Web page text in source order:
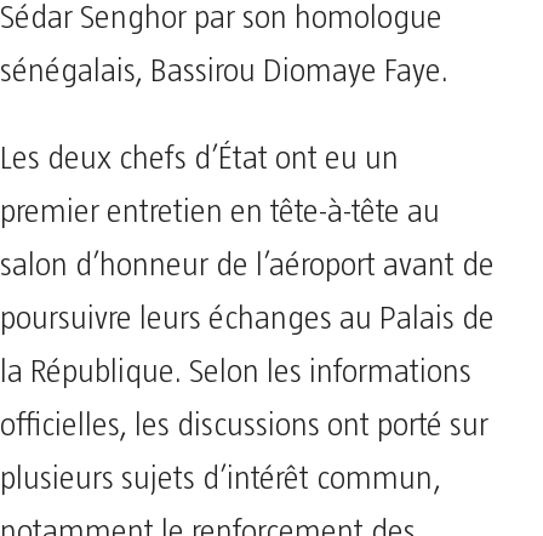
Sédar Senghor par son homologue
sénégalais, Bassirou Diomaye Faye.
Les deux chefs d’État ont eu un
premier entretien en tête-à-tête au
salon d’honneur de l’aéroport avant de
poursuivre leurs échanges au Palais de
la République. Selon les informations
officielles, les discussions ont porté sur
plusieurs sujets d’intérêt commun,